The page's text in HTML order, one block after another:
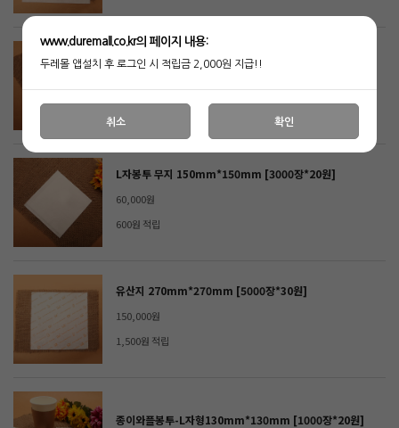
L자 봉투 무지 230mm*230mm [1000장*33원]
300원 적립
L자봉투 무지 150mm*150mm [3000장*20원]
60,000원
600원 적립
유산지 270mm*270mm [5000장*30원]
150,000원
1,500원 적립
종이와플봉투-L자형130mm*130mm [1000장*20원]
www.duremall.co.kr의 페이지 내용:
두레몰 앱설치 후 로그인 시 적립금 2,000원 지급!!
취소 확인